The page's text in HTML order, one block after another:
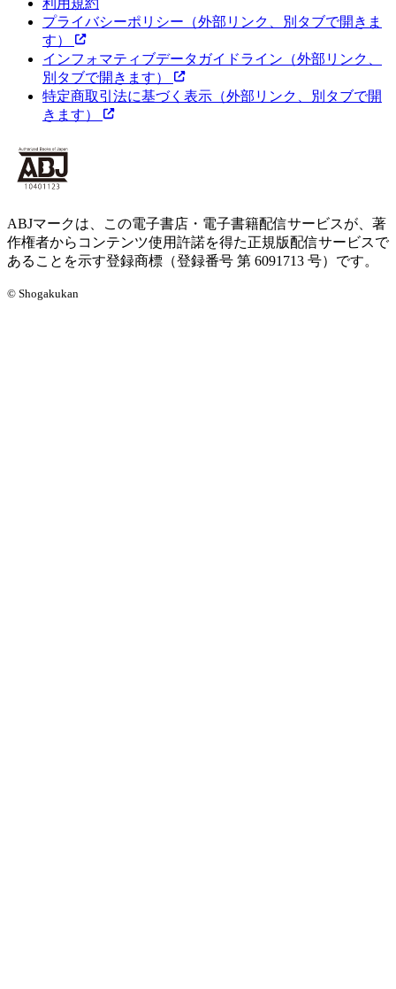
利用規約
プライバシーポリシー （外部リンク、別タブで開きま
す）
インフォマティブデータガイドライン （外部リンク、
別タブで開きます）
特定商取引法に基づく表示 （外部リンク、別タブで開
きます）
ABJマークは、この電子書店・電子書籍配信サービスが、著
作権者からコンテンツ使用許諾を得た正規版配信サービスで
あることを示す登録商標（登録番号 第 6091713 号）です。
© Shogakukan